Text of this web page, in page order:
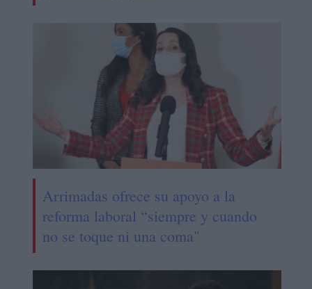
Arrimadas ofrece su apoyo a la
reforma laboral “siempre y cuando
no se toque ni una coma"